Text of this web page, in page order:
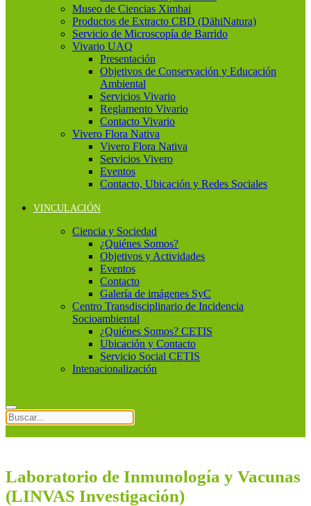
Museo de Ciencias Ximhai
Productos de Extracto CBD (DähiNatura)
Servicio de Microscopía de Barrido
Vivario UAQ
Presentación
Objetivos de Conservación y Educación
Ambiental
Servicios Vivario
Reglamento Vivario
Contacto Vivario
Vivero Flora Nativa
Vivero Flora Nativa
Servicios Vivero
Eventos
Contacto, Ubicación y Redes Sociales
VINCULACIÓN
Ciencia y Sociedad
¿Quiénes Somos?
Objetivos y Actividades
Eventos
Contacto
Galería de imágenes SyC
Centro Transdisciplinario de Incidencia
Socioambiental
¿Quiénes Somos? CETIS
Ubicación y Contacto
Servicio Social CETIS
Intenacionalización
Laboratorio de Inmunología y Vacunas
(LINVAS Investigación)